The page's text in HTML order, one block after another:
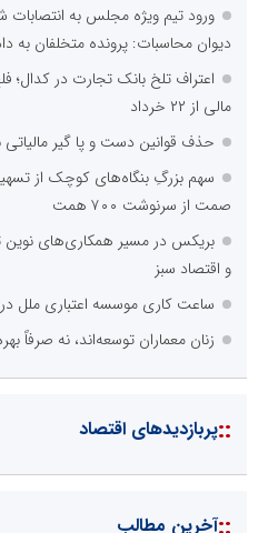
ورود تیم ویژه مجلس به
دیوان محاسبات: پرونده متخلفان به
اعتراف تلخ بانک تجارت در
مالی از ۲۲ خرداد
حذف قوانین دست و پا گیر مالیاتی
سهم بزرگِ بنگاه‌های کوچک از
صمت از سرنوشت ۷۰۰ همت
و اقتصاد سبز
ساعت کاری موسسه اعتباری ملل
زنان معماران توسعه‌اند، نه صرفاً
::پربازدیدهای اقتصاد
آخرین مطالب